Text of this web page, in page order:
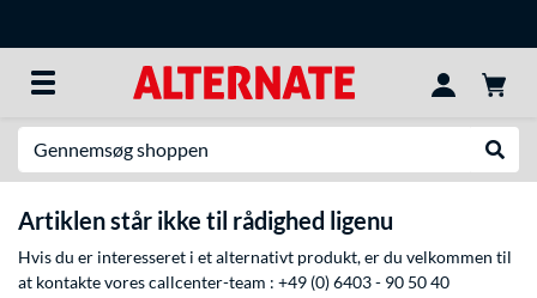
Artiklen står ikke til rådighed ligenu
Hvis du er interesseret i et alternativt produkt, er du velkommen til
at kontakte vores callcenter-team : +49 (0) 6403 - 90 50 40